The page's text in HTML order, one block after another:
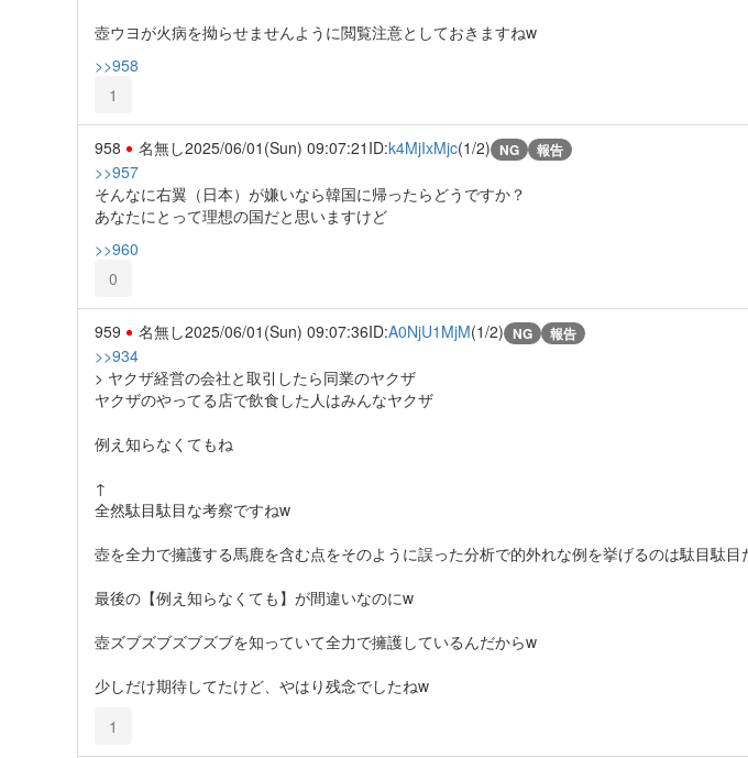
壺ウヨが火病を拗らせませんように閲覧注意としておきますねw
>>958
1
958 名無し2025/06/01(Sun) 09:07:21 ID:k4MjIxMjc(1/2) NG 報告
>>957
そんなに右翼（日本）が嫌いなら韓国に帰ったらどうですか？
あなたにとって理想の国だと思いますけど
>>960
0
959 名無し2025/06/01(Sun) 09:07:36ID:A0NjU1MjM(1/2) NG 報告
>>934
> ヤクザ経営の会社と取引したら同業のヤクザ
ヤクザのやってる店で飲食した人はみんなヤクザ
例え知らなくてもね
↑
全然駄目駄目な考察ですねw
壺を全力で擁護する馬鹿を含む点をそのように誤った分析で的外れな例を挙げるのは駄目駄目
最後の【例え知らなくても】が間違いなのにw
壺ズブズブズブズブを知っていて全力で擁護しているんだからw
少しだけ期待してたけど、やはり残念でしたねw
1